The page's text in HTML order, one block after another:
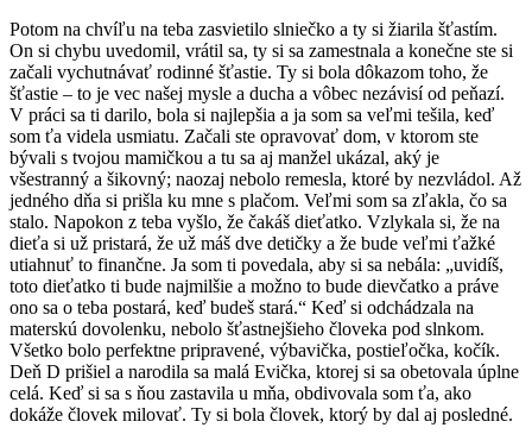
Potom na chvíľu na teba zasvietilo slniečko a ty si žiarila šťastím.
On si chybu uvedomil, vrátil sa, ty si sa zamestnala a konečne ste si
začali vychutnávať rodinné šťastie. Ty si bola dôkazom toho, že
šťastie – to je vec našej mysle a ducha a vôbec nezávisí od peňazí.
V práci sa ti darilo, bola si najlepšia a ja som sa veľmi tešila, keď
som ťa videla usmiatu. Začali ste opravovať dom, v ktorom ste
bývali s tvojou mamičkou a tu sa aj manžel ukázal, aký je
všestranný a šikovný; naozaj nebolo remesla, ktoré by nezvládol. Až
jedného dňa si prišla ku mne s plačom. Veľmi som sa zľakla, čo sa
stalo. Napokon z teba vyšlo, že čakáš dieťatko. Vzlykala si, že na
dieťa si už pristará, že už máš dve detičky a že bude veľmi ťažké
utiahnuť to finančne. Ja som ti povedala, aby si sa nebála: „uvidíš,
toto dieťatko ti bude najmilšie a možno to bude dievčatko a práve
ono sa o teba postará, keď budeš stará.“ Keď si odchádzala na
materskú dovolenku, nebolo šťastnejšieho človeka pod slnkom.
Všetko bolo perfektne pripravené, výbavička, postieľočka, kočík.
Deň D prišiel a narodila sa malá Evička, ktorej si sa obetovala úplne
celá. Keď si sa s ňou zastavila u mňa, obdivovala som ťa, ako
dokáže človek milovať. Ty si bola človek, ktorý by dal aj posledné.